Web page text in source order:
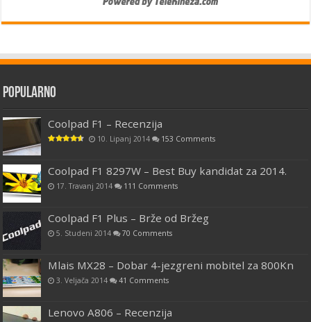
Popularno
Coolpad F1 – Recenzija
10. Lipanj 2014 153 Comments
Coolpad F1 8297W – Best Buy kandidat za 2014.
17. Travanj 2014 111 Comments
Coolpad F1 Plus – Brže od Bržeg
5. Studeni 2014 70 Comments
Mlais MX28 – Dobar 4-jezgreni mobitel za 800Kn
3. Veljača 2014 41 Comments
Lenovo A806 – Recenzija